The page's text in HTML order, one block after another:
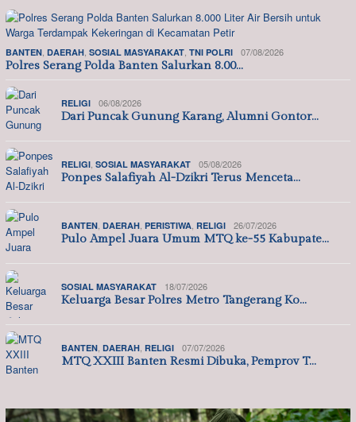
BANTEN DAERAH SOSIAL MASYARAKAT TNI POLRI 07/08/2026
Polres Serang Polda Banten Salurkan 8.00…
RELIGI 06/08/2026
Dari Puncak Gunung Karang, Alumni Gontor…
RELIGI SOSIAL MASYARAKAT 05/08/2026
Ponpes Salafiyah Al-Dzikri Terus Menceta…
BANTEN DAERAH PERISTIWA RELIGI 26/07/2026
Pulo Ampel Juara Umum MTQ ke-55 Kabupate…
SOSIAL MASYARAKAT 18/07/2026
Keluarga Besar Polres Metro Tangerang Ko…
BANTEN DAERAH RELIGI 07/07/2026
MTQ XXIII Banten Resmi Dibuka, Pemprov T…